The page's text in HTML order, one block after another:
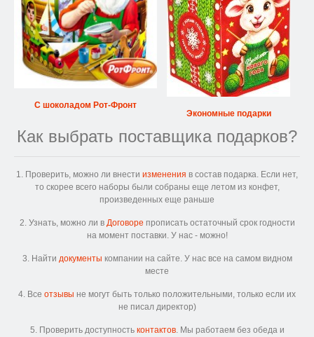
С шоколадом Рот-Фронт
Экономные подарки
Как выбрать поставщика подарков?
1. Проверить, можно ли внести изменения в состав подарка. Если нет,
то скорее всего наборы были собраны еще летом из конфет,
произведенных еще раньше
2. Узнать, можно ли в Договоре прописать остаточный срок годности
на момент поставки. У нас - можно!
3. Найти документы компании на сайте. У нас все на самом видном
месте
4. Все отзывы не могут быть только положительными, только если их
не писал директор)
5. Проверить доступность контактов. Мы работаем без обеда и